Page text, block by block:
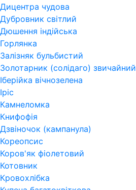
Дицентра чудова
Дубровник світлий
Дюшення індійська
Горлянка
Залізняк бульбистий
Золотарник (солідаго) звичайний
Іберійка вічнозелена
Іріс
Камнеломка
Книфофія
Дзвіночок (кампанула)
Кореопсис
Коров'як фіолетовий
Котовник
Кровохлібка